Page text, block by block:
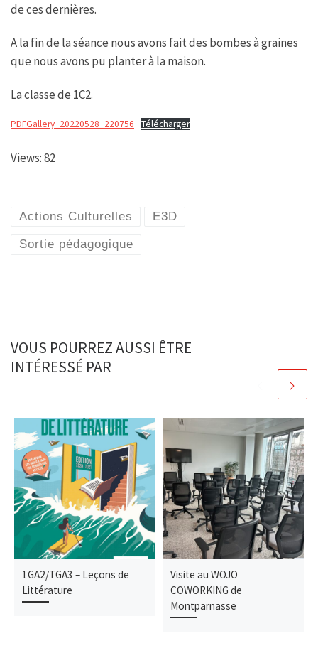
de ces dernières.
A la fin de la séance nous avons fait des bombes à graines
que nous avons pu planter à la maison.
La classe de 1C2.
PDFGallery_20220528_220756 Télécharger
Views: 82
Actions Culturelles E3D
Sortie pédagogique
VOUS POURREZ AUSSI ÊTRE
INTÉRESSÉ PAR
1GA2/TGA3 – Leçons de
Littérature
Visite au WOJO
COWORKING de
Montparnasse